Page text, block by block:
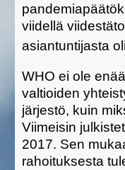
viidellä
asiantuntijasta oli
WHO ei ole
valtioiden
järjestö, kuin
Viimeisin
2017. Sen
rahoituksesta